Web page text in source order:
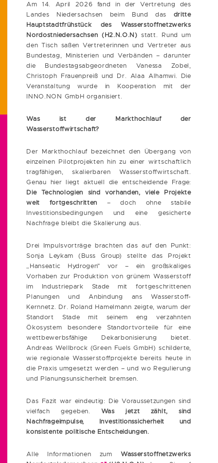
Am 14. April 2026 fand in der Vertretung des
Landes Niedersachsen beim Bund das dritte
Hauptstadtfrühstück des Wasserstoffnetzwerks
Nordostniedersachsen (H2.N.O.N)statt. Rund um
den Tisch saßen Vertreterinnen und Vertreter aus
Bundestag, Ministerien und Verbänden – darunter
die Bundestagsabgeordneten Vanessa Zobel,
Christoph Frauenpreiß und Dr. Alaa Alhamwi. Die
Veranstaltung wurde in Kooperation mit der
INNO.NON GmbH organisiert.
Was ist der Markthochlauf der
Wasserstoffwirtschaft?
Der Markthochlauf bezeichnet den Übergang von
einzelnen Pilotprojekten hin zu einer wirtschaftlich
tragfähigen, skalierbaren Wasserstoffwirtschaft.
Genau hier liegt aktuell die entscheidende Frage:
Die Technologien sind vorhanden, viele Projekte
weit fortgeschritten – doch ohne stabile
Investitionsbedingungen und eine gesicherte
Nachfrage bleibt die Skalierung aus.
Drei Impulsvorträge brachten das auf den Punkt:
Sonja Leykam (Buss Group) stellte das Projekt
„Hanseatic Hydrogen" vor – ein großskaliges
Vorhaben zur Produktion von grünem Wasserstoff
im Industriepark Stade mit fortgeschrittenen
Planungen und Anbindung ans Wasserstoff-
Kernnetz. Dr. Roland Hamelmann zeigte, warum der
Standort Stade mit seinem eng verzahnten
Ökosystem besondere Standortvorteile für eine
wettbewerbsfähige Dekarbonisierung bietet.
Andreas Wellbrock (Green Fuels GmbH) schilderte,
wie regionale Wasserstoffprojekte bereits heute in
die Praxis umgesetzt werden – und wo Regulierung
und Planungsunsicherheit bremsen.
Das Fazit war eindeutig: Die Voraussetzungen sind
vielfach gegeben. Was jetzt zählt, sind
Nachfrageimpulse, Investitionssicherheit und
konsistente politische Entscheidungen.
Alle Informationen zum Wasserstoffnetzwerks